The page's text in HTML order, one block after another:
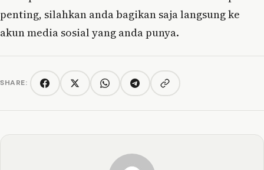
penting, silahkan anda bagikan saja langsung ke
akun media sosial yang anda punya.
SHARE: FacebookTwitter/XWhatsAppTelegramCopy link